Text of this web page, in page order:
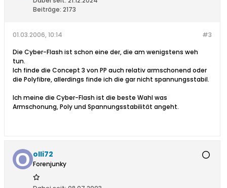
Beiträge: 2173
#3
01.03.2006, 10:14
Die Cyber-Flash ist schon eine der, die am wenigstens weh
tun.
Ich finde die Concept 3 von PP auch relativ armschonend oder
die Polyfibre, allerdings finde ich die gar nicht spannungsstabil.
Ich meine die Cyber-Flash ist die beste Wahl was
Armschonung, Poly und Spannungsstabilität angeht.
olli72
Forenjunky